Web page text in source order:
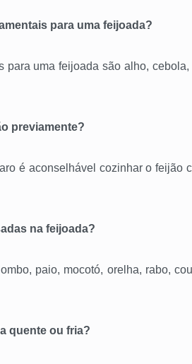
para uma feijoada?
para uma feijoada são alho,
previamente?
é aconselhável cozinhar o feijão
na feijoada?
paio, mocotó, orelha, rabo,
quente ou fria?